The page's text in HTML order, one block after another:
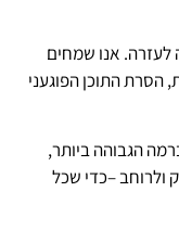
לעזרה. אנו שמחים
הסרת התוכן הפוגעני
הגבוהה ביותר,
ולרוחב –כדי שכל